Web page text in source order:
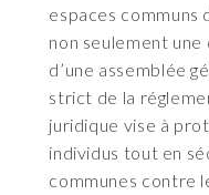
espaces communs
non seulement
d’une assemblée
strict de la
juridique vise à
individus tout en
communes contre